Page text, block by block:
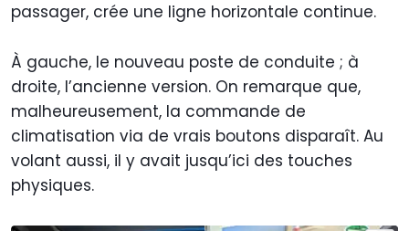
passager, crée une ligne horizontale continue.
À gauche, le nouveau poste de conduite ; à
droite, l’ancienne version. On remarque que,
malheureusement, la commande de
climatisation via de vrais boutons disparaît. Au
volant aussi, il y avait jusqu’ici des touches
physiques.